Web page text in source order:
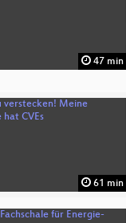
47 min
61 min